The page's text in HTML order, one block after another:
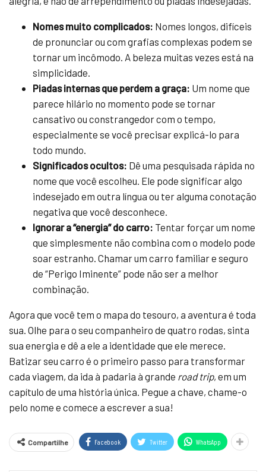
Nomes muito complicados: Nomes longos, difíceis
de pronunciar ou com grafias complexas podem se
tornar um incômodo. A beleza muitas vezes está na
simplicidade.
Piadas internas que perdem a graça: Um nome que
parece hilário no momento pode se tornar
cansativo ou constrangedor com o tempo,
especialmente se você precisar explicá-lo para
todo mundo.
Significados ocultos: Dê uma pesquisada rápida no
nome que você escolheu. Ele pode significar algo
indesejado em outra língua ou ter alguma conotação
negativa que você desconhece.
Ignorar a “energia” do carro: Tentar forçar um nome
que simplesmente não combina com o modelo pode
soar estranho. Chamar um carro familiar e seguro
de “Perigo Iminente” pode não ser a melhor
combinação.
Agora que você tem o mapa do tesouro, a aventura é toda
sua. Olhe para o seu companheiro de quatro rodas, sinta
sua energia e dê a ele a identidade que ele merece.
Batizar seu carro é o primeiro passo para transformar
cada viagem, da ida à padaria à grande road trip, em um
capítulo de uma história única. Pegue a chave, chame-o
pelo nome e comece a escrever a sua!
Compartilhe Facebook Twitter WhatsApp